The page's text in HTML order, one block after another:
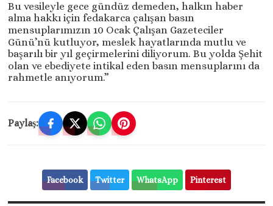
Bu vesileyle gece gündüz demeden, halkın haber
alma hakkı için fedakarca çalışan basın
mensuplarımızın 10 Ocak Çalışan Gazeteciler
Günü’nü kutluyor, meslek hayatlarında mutlu ve
başarılı bir yıl geçirmelerini diliyorum. Bu yolda Şehit
olan ve ebediyete intikal eden basın mensuplarını da
rahmetle anıyorum.”
Paylaş:
Facebook Twitter WhatsApp Pinterest